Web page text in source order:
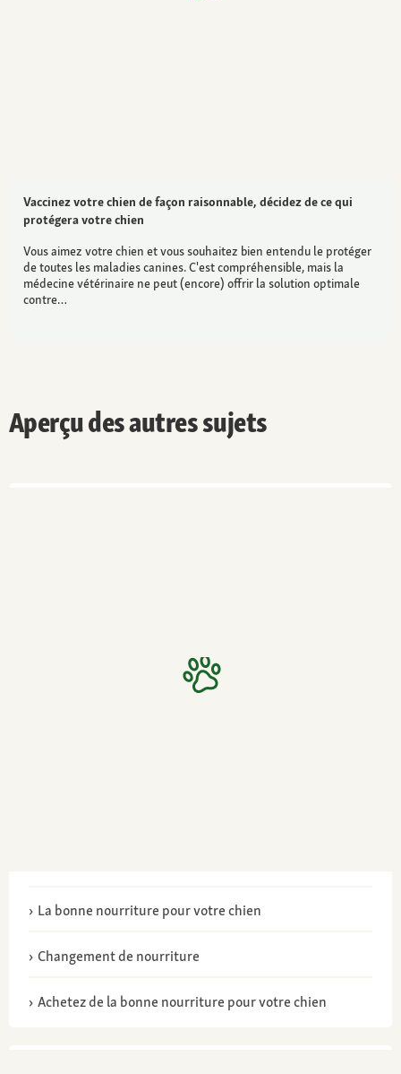
Vaccinez votre chien de façon raisonnable, décidez de ce qui
protégera votre chien
Vous aimez votre chien et vous souhaitez bien entendu le protéger
de toutes les maladies canines. C'est compréhensible, mais la
médecine vétérinaire ne peut (encore) offrir la solution optimale
contre…
Aperçu des autres sujets
La bonne nourriture pour votre chien
Changement de nourriture
Achetez de la bonne nourriture pour votre chien